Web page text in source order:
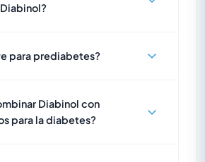
para prediabetes?
Diabinol con
para la diabetes?